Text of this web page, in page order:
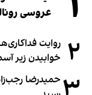
عروسی
۲ خوابیدن زیر
حمیدرضا